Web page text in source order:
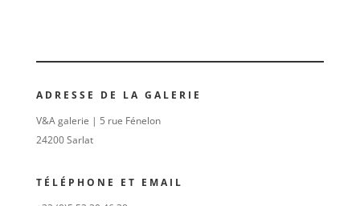
ADRESSE DE LA GALERIE
V&A galerie | 5 rue Fénelon
24200 Sarlat
TÉLÉPHONE ET EMAIL